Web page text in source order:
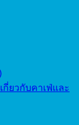
กี่ยวกับคาเฟ่และ